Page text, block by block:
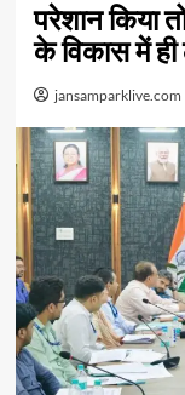
परेशान किया
के विकास में ही
jansamparklive.com